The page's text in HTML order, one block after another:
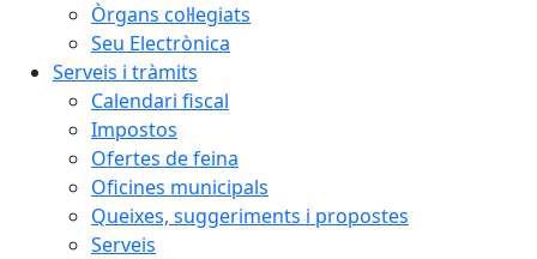
Òrgans col·legiats
Seu Electrònica
Serveis i tràmits
Calendari fiscal
Impostos
Ofertes de feina
Oficines municipals
Queixes, suggeriments i propostes
Serveis